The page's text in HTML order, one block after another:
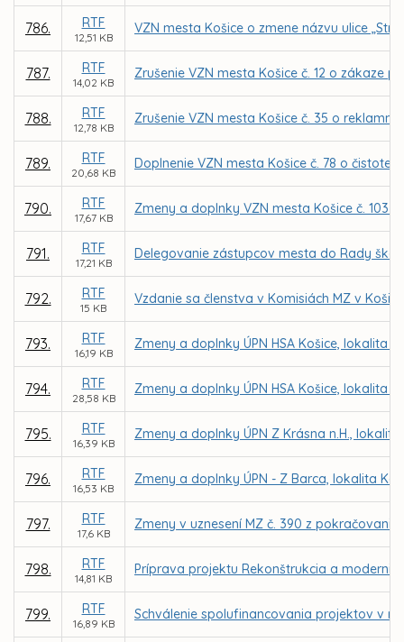
786. RTF
12,51 KB
VZN mesta Košice o zmene názvu ulice
787. RTF
14,02 KB
Zrušenie VZN mesta Košice č. 12 o zákaze
788. RTF
12,78 KB
Zrušenie VZN mesta Košice č. 35 o
789. RTF
20,68 KB
Doplnenie VZN mesta Košice č. 78 o čistote
790. RTF
17,67 KB
Zmeny a doplnky VZN mesta Košice č. 103
791. RTF
17,21 KB
Delegovanie zástupcov mesta do Rady škôl
792. RTF
15 KB
Vzdanie sa členstva v Komisiách MZ v
793. RTF
16,19 KB
Zmeny a doplnky ÚPN HSA Košice, lokalita
794. RTF
28,58 KB
Zmeny a doplnky ÚPN HSA Košice, lokalita
795. RTF
16,39 KB
Zmeny a doplnky ÚPN Z Krásna n.H.,
796. RTF
16,53 KB
Zmeny a doplnky ÚPN - Z Barca, lokalita
797. RTF
17,6 KB
Zmeny v uznesení MZ č. 390 z
798. RTF
14,81 KB
Príprava projektu Rekonštrukcia a
799. RTF
16,89 KB
Schválenie spolufinancovania projektov v